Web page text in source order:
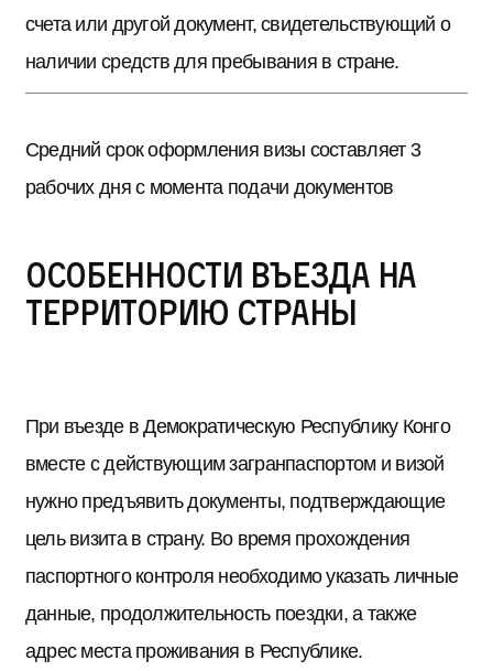
счета или другой документ, свидетельствующий о
наличии средств для пребывания в стране.
Средний срок оформления визы составляет 3
рабочих дня с момента подачи документов
Особенности въезда на
территорию страны
При въезде в Демократическую Республику Конго
вместе с действующим загранпаспортом и визой
нужно предъявить документы, подтверждающие
цель визита в страну. Во время прохождения
паспортного контроля необходимо указать личные
данные, продолжительность поездки, а также
адрес места проживания в Республике.